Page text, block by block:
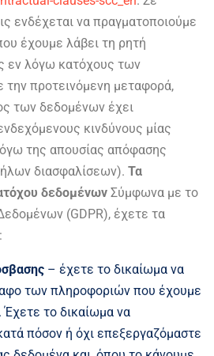
ενδέχεται να πραγματοποιούμε
έχουμε λάβει τη ρητή
εν λόγω κατόχους των
την προτεινόμενη μεταφορά,
των δεδομένων έχει
κινδύνους μίας
της απουσίας απόφασης
διασφαλίσεων). Τα
δεδομένων Σύμφωνα με το
(GDPR), έχετε τα
– έχετε το δικαίωμα να
των πληροφοριών που έχουμε
Έχετε το δικαίωμα να
πόσον ή όχι επεξεργαζόμαστε